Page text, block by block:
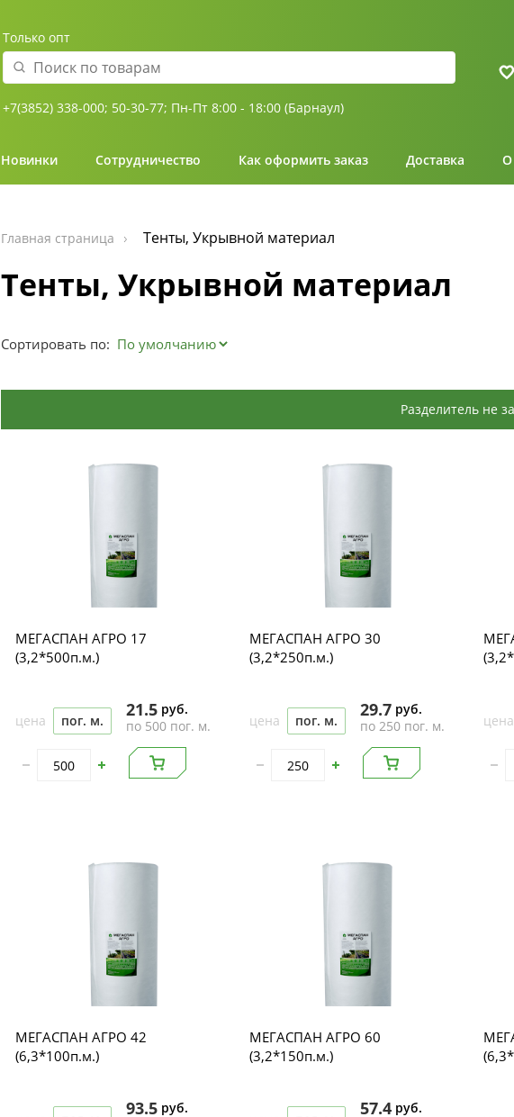
Только опт
+7(3852) 338-000; 50-30-77; Пн-Пт 8:00 - 18:00 (Барнаул)
Новинки Сотрудничество Как оформить заказ Доставка О
Главная страница Тенты, Укрывной материал
Тенты, Укрывной материал
Сортировать по:
Разделитель не
МЕГАСПАН АГРО 17
(3,2*500п.м.)
цена пог. м.
21.5 руб.
по 500 пог. м.
МЕГАСПАН АГРО 30
(3,2*250п.м.)
цена пог. м.
29.7 руб.
по 250 пог. м.
цена
МЕГАСПАН АГРО 42
(6,3*100п.м.)
93.5 руб.
МЕГАСПАН АГРО 60
(3,2*150п.м.)
57.4 руб.